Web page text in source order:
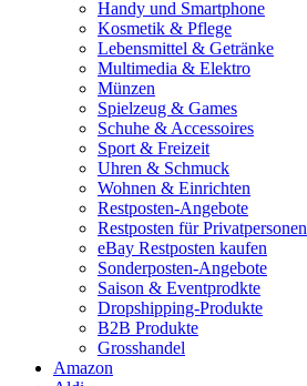
Handy und Smartphone
Kosmetik & Pflege
Lebensmittel & Getränke
Multimedia & Elektro
Münzen
Spielzeug & Games
Schuhe & Accessoires
Sport & Freizeit
Uhren & Schmuck
Wohnen & Einrichten
Restposten-Angebote
Restposten für Privatpersonen
eBay Restposten kaufen
Sonderposten-Angebote
Saison & Eventprodkte
Dropshipping-Produkte
B2B Produkte
Grosshandel
Amazon